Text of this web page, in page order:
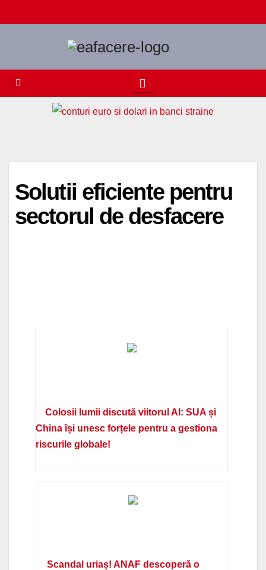
to
Solutii eficiente pentru
sectorul de desfacere
Colosii lumii discută viitorul AI: SUA și
China își unesc forțele pentru a gestiona
riscurile globale!
Scandal uriaș! ANAF descoperă o